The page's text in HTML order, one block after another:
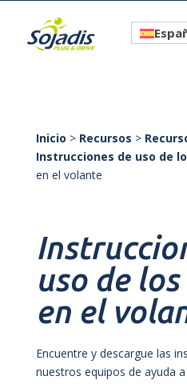
Inicio > Recursos >
Instrucciones de uso de
en el volante
uso de
en el
Encuentre y descargue las
nuestros equipos de ayuda